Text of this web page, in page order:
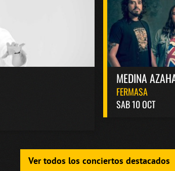
MEDINA
FERMASA
SAB 10 OCT
Ver todos los conciertos destacados